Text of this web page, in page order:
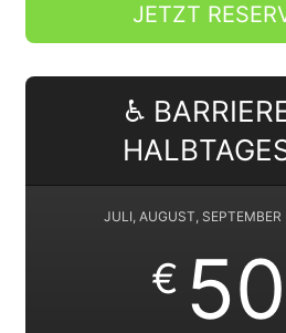
JETZT
♿
JULI, AUGUST, SEPTEMBER
€